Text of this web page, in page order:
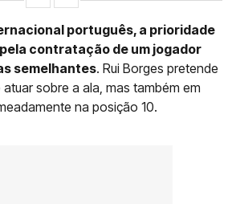
português, a prioridade
contratação de um jogador
semelhantes. Rui Borges pretende
sobre a ala, mas também em
na posição 10.